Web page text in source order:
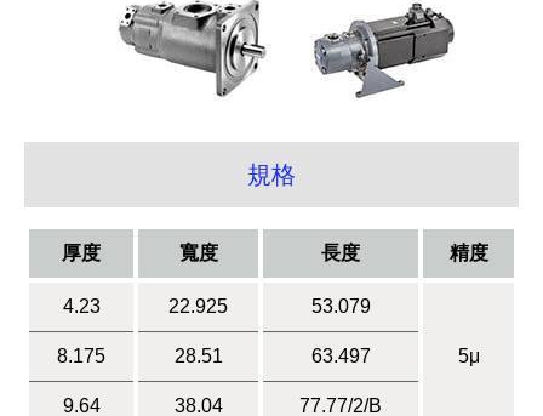
規格
厚度 寬度 長度 精度
4.23 22.925 53.079
5μ
8.175 28.51 63.497
9.64 38.04 77.77/2/B